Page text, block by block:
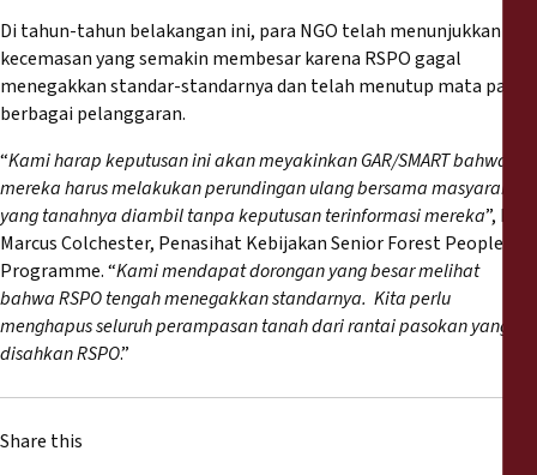
Di tahun-tahun belakangan ini, para NGO telah menunjukkan
kecemasan yang semakin membesar karena RSPO gagal
menegakkan standar-standarnya dan telah menutup mata pada
berbagai pelanggaran.
“Kami harap keputusan ini akan meyakinkan GAR/SMART bahwa
mereka harus melakukan perundingan ulang bersama masyarakat
yang tanahnya diambil tanpa keputusan terinformasi mereka”, kata
Marcus Colchester, Penasihat Kebijakan Senior Forest Peoples
Programme. “Kami mendapat dorongan yang besar melihat
bahwa RSPO tengah menegakkan standarnya. Kita perlu
menghapus seluruh perampasan tanah dari rantai pasokan yang
disahkan RSPO.”
Share this